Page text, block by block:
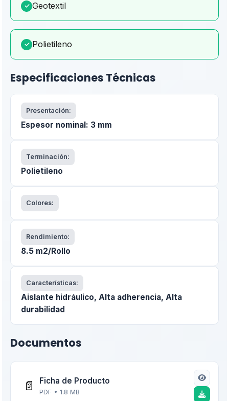
✓ Geotextil
✓ Polietileno
Especificaciones Técnicas
Presentación:
Espesor nominal: 3 mm
Terminación:
Polietileno
Colores:
Rendimiento:
8.5 m2/Rollo
Características:
Aislante hidráulico, Alta adherencia, Alta
durabilidad
Documentos
📄 Ficha de Producto
PDF • 1.8 MB